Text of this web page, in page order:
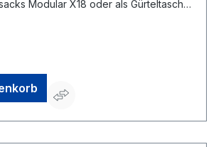
Modular X18 oder als Gürteltasche